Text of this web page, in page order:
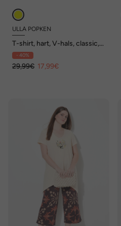
ULLA POPKEN
T-shirt, hart, V-hals, classic,
halve mouwen
- 40%
29,99€ 17,99€